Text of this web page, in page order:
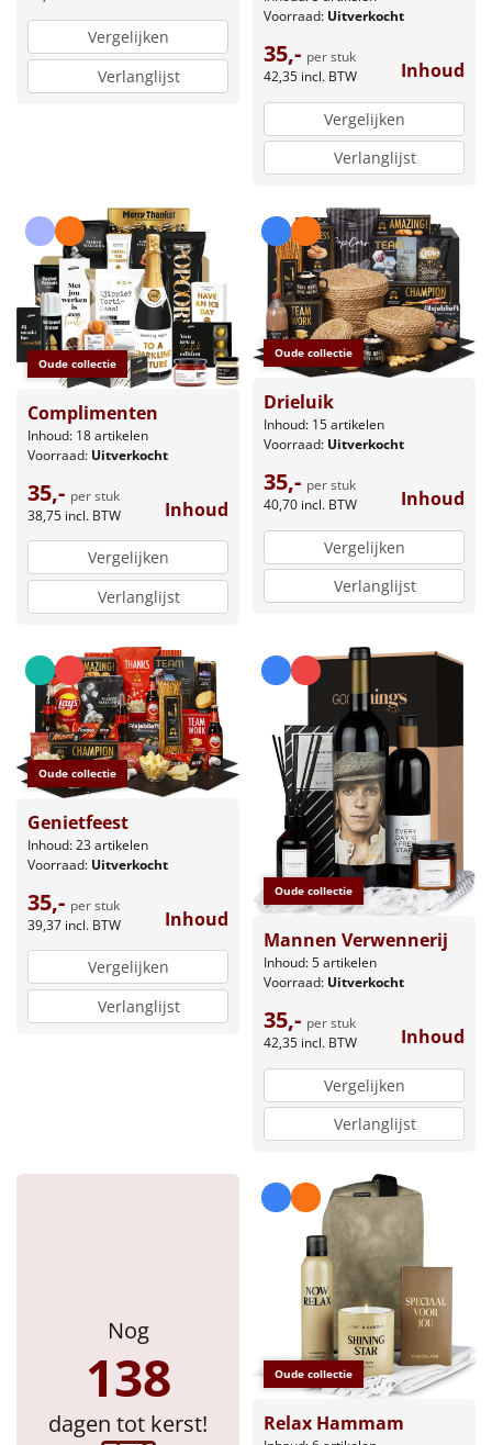
Vergelijken
Verlanglijst
Voorraad: Uitverkocht
35,- per stuk
42,35 incl. BTW Inhoud
Vergelijken
Verlanglijst
Oude collectie
Complimenten
Inhoud: 18 artikelen
Voorraad: Uitverkocht
35,- per stuk
38,75 incl. BTW Inhoud
Vergelijken
Verlanglijst
Oude collectie
Drieluik
Inhoud: 15 artikelen
Voorraad: Uitverkocht
35,- per stuk
40,70 incl. BTW Inhoud
Vergelijken
Verlanglijst
Oude collectie
Genietfeest
Inhoud: 23 artikelen
Voorraad: Uitverkocht
35,- per stuk
39,37 incl. BTW Inhoud
Vergelijken
Verlanglijst
Oude collectie
Mannen Verwennerij
Inhoud: 5 artikelen
Voorraad: Uitverkocht
35,- per stuk
42,35 incl. BTW Inhoud
Vergelijken
Verlanglijst
Nog
138
dagen tot kerst!
Oude collectie
Relax Hammam